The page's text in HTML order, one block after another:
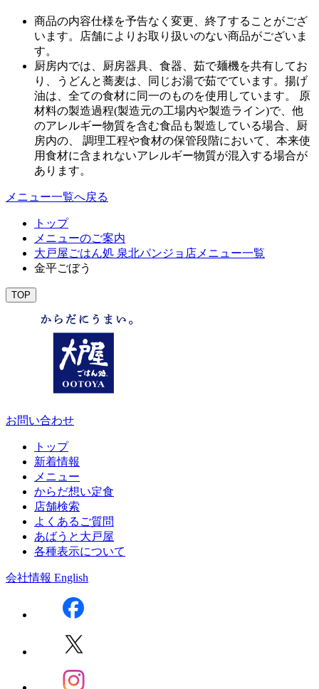
商品の内容仕様を予告なく変更、終了することがござ
います。店舗によりお取り扱いのない商品がございま
す。
厨房内では、厨房器具、食器、茹で麺機を共有してお
り、うどんと蕎麦は、同じお湯で茹でています。揚げ
油は、全ての食材に同一のものを使用しています。 原
材料の製造過程(製造元の工場内や製造ライン)で、他
のアレルギー物質を含む食品も製造している場合、厨
房内の、 調理工程や食材の保管段階において、本来使
用食材に含まれないアレルギー物質が混入する場合が
あります。
メニュー一覧へ戻る
トップ
メニューのご案内
大戸屋ごはん処 泉北パンジョ店メニュー一覧
金平ごぼう
TOP
お問い合わせ
トップ
新着情報
メニュー
からだ想い定食
店舗検索
よくあるご質問
あばうと大戸屋
各種表示について
会社情報 English